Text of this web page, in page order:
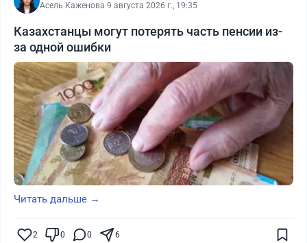
Асель Каженова·9 августа 2026 г., 19:35
Казахстанцы могут потерять часть пенсии из-
за одной ошибки
Читать дальше →
2 0 0 6